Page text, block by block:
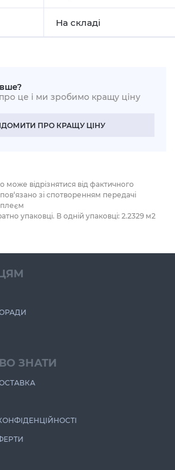
На складі
це і ми зробимо кращу ціну
ПРО КРАЩУ ЦІНУ
може відрізнятися від фактичного
зі спотворенням передачі
упаковці. В одній упаковці: 2.2329 м2
ЗНАТИ